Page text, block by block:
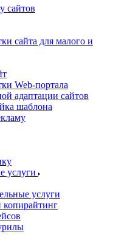
сайтов
сайта для малого и
Web-портала
адаптации сайтов
шаблона
услуги
услуги